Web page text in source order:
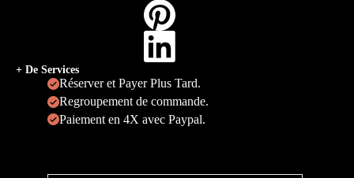
+ De Services
Réserver et Payer Plus Tard.
Regroupement de commande.
Paiement en 4X avec Paypal.